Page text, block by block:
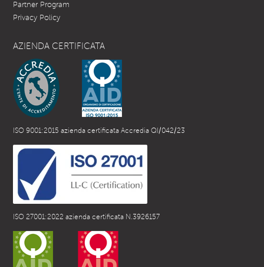
Partner Program
Privacy Policy
AZIENDA CERTIFICATA
ISO 9001:2015 azienda certificata Accredia QI/042/23
ISO 27001:2022 azienda certificata N.3926157